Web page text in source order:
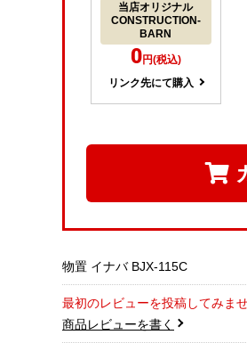
当店オリジナル
CONSTRUCTION-
BARN
0円(税込)
リンク先にて購入
物置 イナバ BJX-115C
最初のレビューを投稿してみま
商品レビューを書く